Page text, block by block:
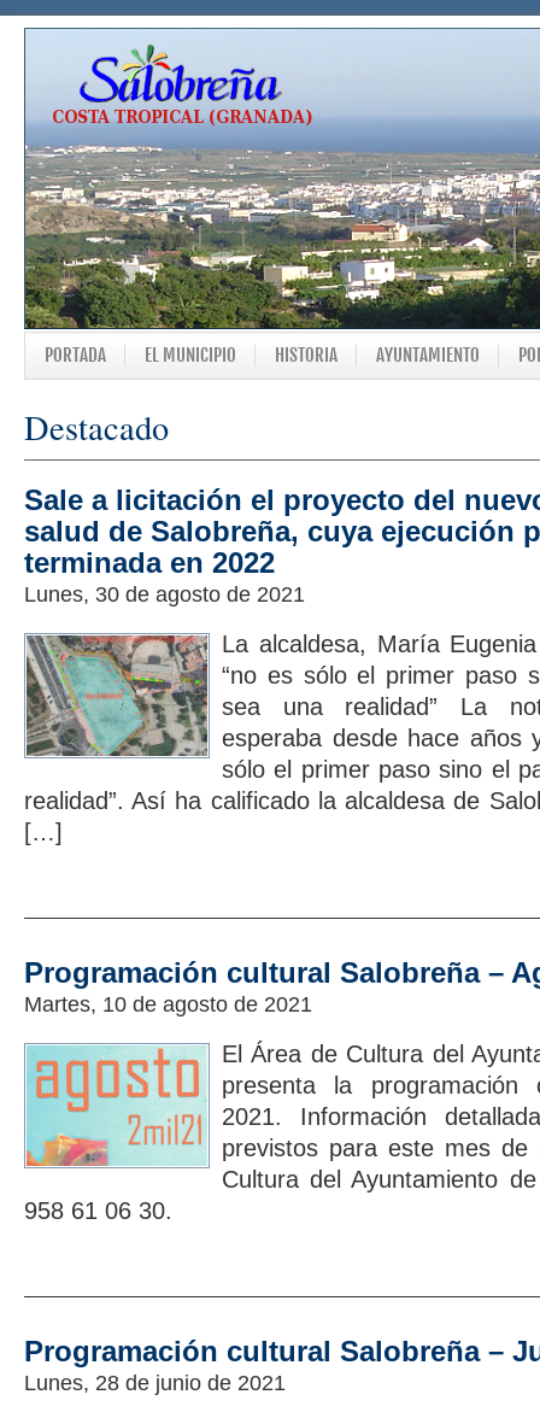
PORTADA EL MUNICIPIO HISTORIA AYUNTAMIENTO
Destacado
Sale a licitación el proyecto del
salud de Salobreña, cuya ejecución
terminada en 2022
Lunes, 30 de agosto de 2021
La alcaldesa, María
“no es sólo el primer paso
sea una realidad” La
esperaba desde hace años
sólo el primer paso sino el
realidad”. Así ha calificado la alcaldesa de
[…]
Programación cultural Salobreña –
Martes, 10 de agosto de 2021
El Área de Cultura del
presenta la programación
2021. Información
previstos para este mes
Cultura del Ayuntamiento
958 61 06 30.
Programación cultural Salobreña –
Lunes, 28 de junio de 2021